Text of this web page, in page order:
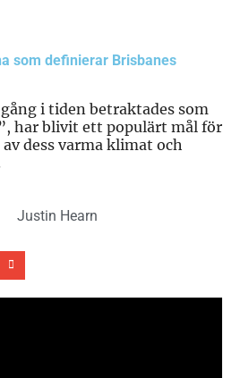
som definierar Brisbanes
i tiden betraktades som
har blivit ett populärt mål för
dess varma klimat och
Justin Hearn